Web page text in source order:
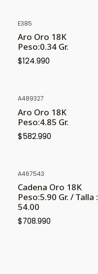
E385
Aro Oro 18K
Peso:0.34 Gr.
$124.990
A489327
Aro Oro 18K
Peso:4.85 Gr.
$582.990
A467543
Cadena Oro 18K
Peso:5.90 Gr. / Talla :
54.00
$708.990